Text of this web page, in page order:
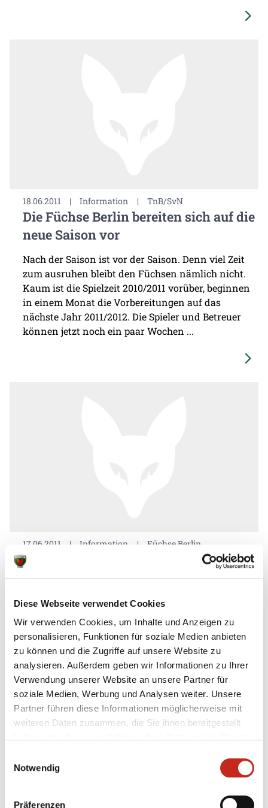
Diese Webseite verwendet Cookies
Wir verwenden Cookies, um Inhalte und Anzeigen zu
personalisieren, Funktionen für soziale Medien anbieten
zu können und die Zugriffe auf unsere Website zu
analysieren. Außerdem geben wir Informationen zu Ihrer
Verwendung unserer Website an unsere Partner für
soziale Medien, Werbung und Analysen weiter. Unsere
Partner führen diese Informationen möglicherweise mit
weiteren Daten zusammen, die Sie ihnen bereitgestellt
Notwendig
Präferenzen
18.06.2011 | Information | TnB/SvN
Die Füchse Berlin bereiten sich auf die
neue Saison vor
Nach der Saison ist vor der Saison. Denn viel Zeit
zum ausruhen bleibt den Füchsen nämlich nicht.
Kaum ist die Spielzeit 2010/2011 vorüber, beginnen
in einem Monat die Vorbereitungen auf das
nächste Jahr 2011/2012. Die Spieler und Betreuer
können jetzt noch ein paar Wochen ...
17.06.2011 | Information | Füchse Berlin
Große Online Umfrage über die
Nachwuchsarbeit der Füchse
Die Füchse Berlin führen derzeit eine Online
Umfrage über die Nachwuchsarbeit im Verein
durch. Die Hauptstadthandballer würden sich
freuen, wenn möglichst viele Fans, Eltern, Sportler
und Handballinteressierte an dieser Umfrage
teilnehmen würden. Bitte folgen Sie dem ...